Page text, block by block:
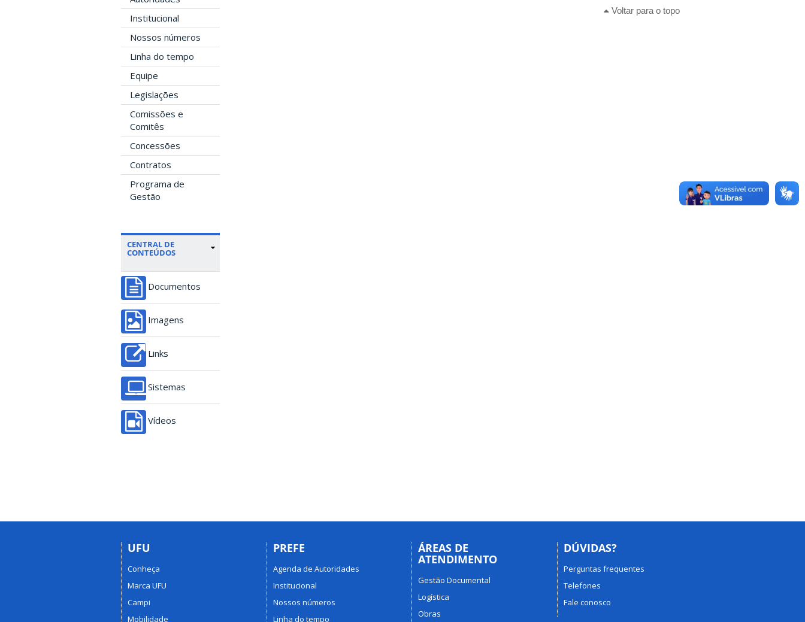
Institucional
Nossos números
Linha do tempo
Equipe
Legislações
Comissões e
Comitês
Concessões
Contratos
Programa de
Gestão
CENTRAL DE
CONTEÚDOS
Documentos
Imagens
Links
Sistemas
Vídeos
Voltar para o topo
UFU
Conheça
Marca UFU
Campi
Mobilidade
PREFE
Agenda de Autoridades
Institucional
Nossos números
Linha do tempo
ÁREAS DE
ATENDIMENTO
Gestão Documental
Logística
Obras
DÚVIDAS?
Perguntas frequentes
Telefones
Fale conosco